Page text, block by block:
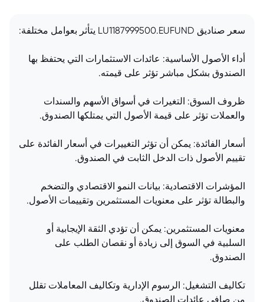
سعر صناديق LU1187999500.EUFUND يتأثر بعوامل مختلفة:
أداء الأصول الأساسية: عائدات الاستثمارات التي يحتفظ بها
الصندوق بشكل مباشر تؤثر على قيمته.
ظروف السوق: التغيرات في أسواق الأسهم والسندات
والعملات تؤثر على قيمة الأصول التي يمتلكها الصندوق.
أسعار الفائدة: يمكن أن تؤثر التغييرات في أسعار الفائدة على
تقييم الأصول ذات الدخل الثابت في الصندوق.
المؤشرات الاقتصادية: بيانات النمو الاقتصادي والتضخم
والبطالة تؤثر على معنويات المستثمرين وتقييمات الأصول.
معنويات المستثمرين: يمكن أن تؤدي الثقة الإيجابية أو
السلبية في السوق إلى زيادة أو نقصان الطلب على
الصندوق.
تكاليف التشغيل: الرسوم الإدارية وتكاليف المعاملات تقلل
من صافي عائدات الصندوق.